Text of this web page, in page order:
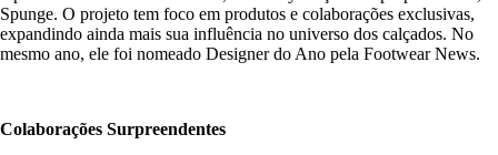
Spunge. O projeto tem foco em produtos e colaborações exclusivas,
expandindo ainda mais sua influência no universo dos calçados. No
mesmo ano, ele foi nomeado Designer do Ano pela Footwear News.
Colaborações Surpreendentes